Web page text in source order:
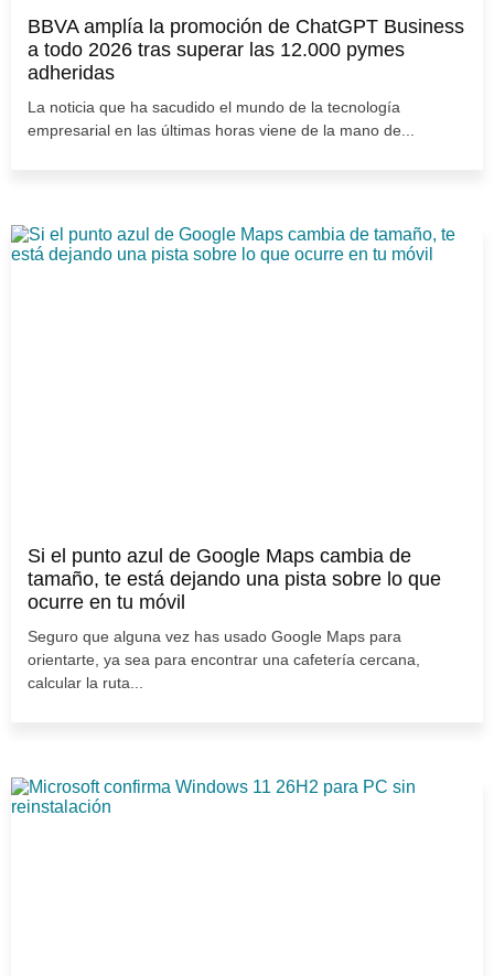
BBVA amplía la promoción de ChatGPT Business
a todo 2026 tras superar las 12.000 pymes
adheridas
La noticia que ha sacudido el mundo de la tecnología
empresarial en las últimas horas viene de la mano de...
Si el punto azul de Google Maps cambia de
tamaño, te está dejando una pista sobre lo que
ocurre en tu móvil
Seguro que alguna vez has usado Google Maps para
orientarte, ya sea para encontrar una cafetería cercana,
calcular la ruta...